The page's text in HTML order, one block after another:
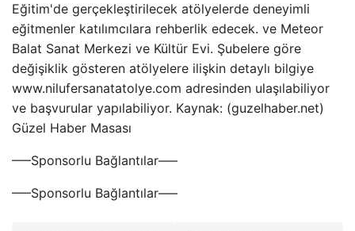
Eğitim'de gerçekleştirilecek atölyelerde deneyimli
eğitmenler katılımcılara rehberlik edecek. ve Meteor
Balat Sanat Merkezi ve Kültür Evi. Şubelere göre
değişiklik gösteren atölyelere ilişkin detaylı bilgiye
www.nilufersanatatolye.com adresinden ulaşılabiliyor
ve başvurular yapılabiliyor. Kaynak: (guzelhaber.net)
Güzel Haber Masası
—–Sponsorlu Bağlantılar—–
—–Sponsorlu Bağlantılar—–